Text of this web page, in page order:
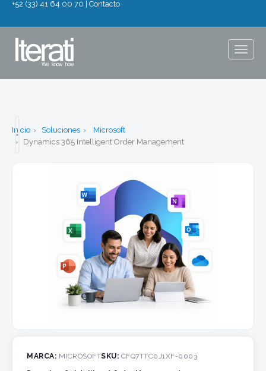
+52 (33) 41 64 00 70 Contacto
Inicio Soluciones
Microsoft
Dynamics 365 Intelligent Order Management
MARCA: MICROSOFTSKU: CFQ7TTC0J1XF-0003